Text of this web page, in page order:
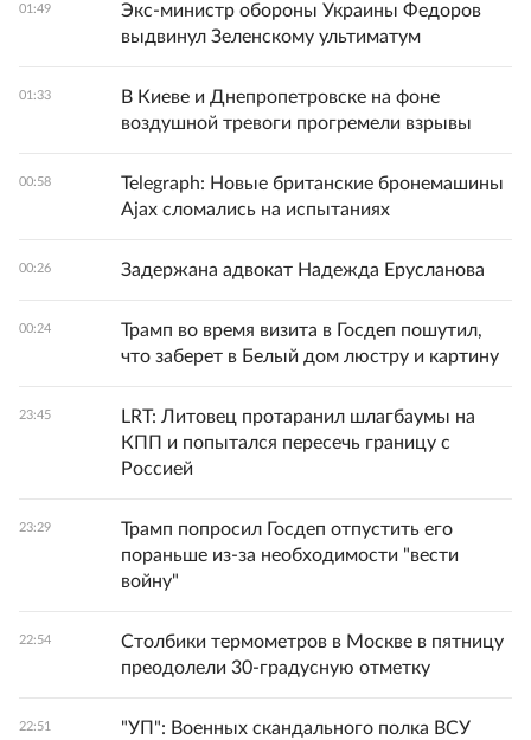
01:49
Экс-министр обороны Украины Федоров
выдвинул Зеленскому ультиматум
01:33
В Киеве и Днепропетровске на фоне
воздушной тревоги прогремели взрывы
00:58
Telegraph: Новые британские бронемашины
Ajax сломались на испытаниях
00:26 Задержана адвокат Надежда Ерусланова
00:24
Трамп во время визита в Госдеп пошутил,
что заберет в Белый дом люстру и картину
23:45
LRT: Литовец протаранил шлагбаумы на
КПП и попытался пересечь границу с
Россией
23:29
Трамп попросил Госдеп отпустить его
пораньше из-за необходимости "вести
войну"
22:54
Столбики термометров в Москве в пятницу
преодолели 30-градусную отметку
22:51
"УП": Военных скандального полка ВСУ